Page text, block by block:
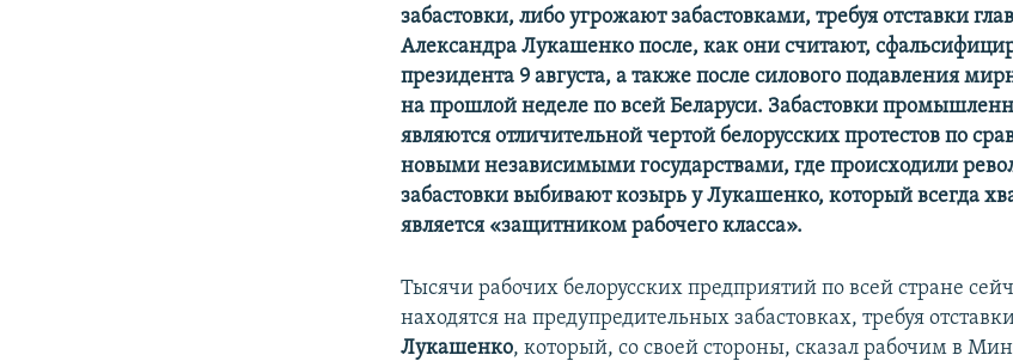
забастовки, либо угрожают забастовками, требуя отставки
Александра Лукашенко после, как они считают,
президента 9 августа, а также после силового подавления
на прошлой неделе по всей Беларуси. Забастовки
являются отличительной чертой белорусских протестов по
новыми независимыми государствами, где происходили
забастовки выбивают козырь у Лукашенко, который всегда
является «защитником рабочего класса».
Тысячи рабочих белорусских предприятий по всей стране
находятся на предупредительных забастовках, требуя
Лукашенко, который, со своей стороны, сказал рабочим в